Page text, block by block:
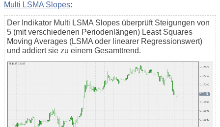
Multi LSMA Slopes:
Der Indikator Multi LSMA Slopes überprüft Steigungen von
5 (mit verschiedenen Periodenlängen) Least Squares
Moving Averages (LSMA oder linearer Regressionswert)
und addiert sie zu einem Gesamttrend.